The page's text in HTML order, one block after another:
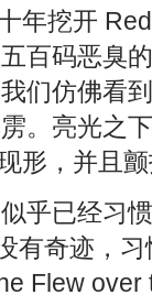
挖开 Red
百码恶臭
们仿佛看
。亮光之
形，并且
已经习惯
有奇迹，
Flew over